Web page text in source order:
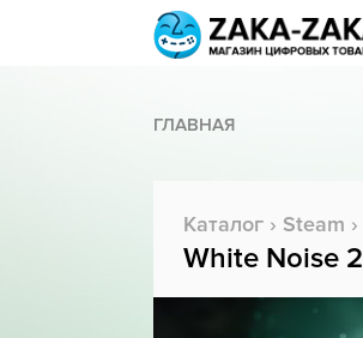
ГЛАВНАЯ
Каталог › Steam ›
White Noise 2